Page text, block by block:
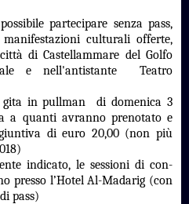
partecipare senza pass,
culturali offerte,
di Castellammare del Golfo
e nell'antistante Teatro
gita in pullman di domenica 3
a quanti avranno prenotato e
di euro 20,00 (non più
indicato, le sessioni di con-
presso l’Hotel Al-Madarig (con
pass)